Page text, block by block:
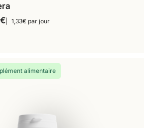
€ 1,33€ par jour
alimentaire